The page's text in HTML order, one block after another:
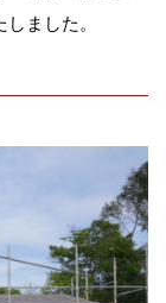
ました。